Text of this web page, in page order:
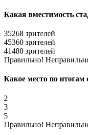
Какая вместимость
35268 зрителей
45360 зрителей
41480 зрителей
Правильно!
Какое место по
2
3
5
Правильно!